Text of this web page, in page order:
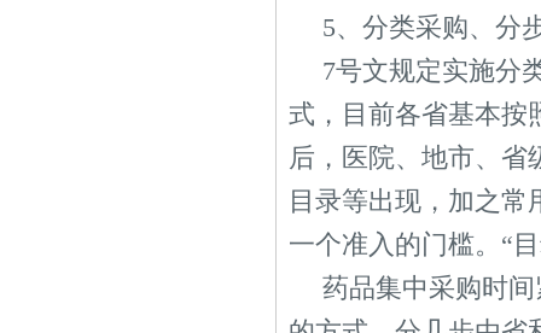
5、分类采购、分
7号文规定实施分
式，目前各省基本按
后，医院、地市、省
目录等出现，加之
一个准入的门槛。“
药品集中采购时